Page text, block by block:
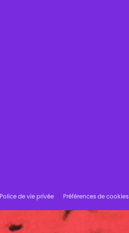
Police de vie privée Préférences de cookies